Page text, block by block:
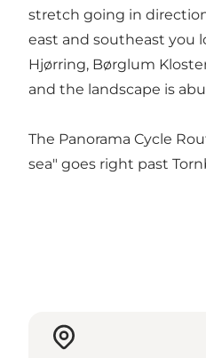
stretch going in
east and southeast you
Hjørring, Børglum
and the landscape is
The Panorama Cycle
sea" goes right past